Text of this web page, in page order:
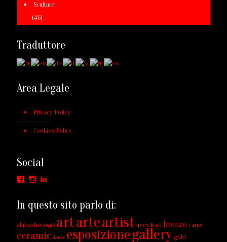
Sculture
(46)
Traduttore
Area Legale
Privacy Policy
Cookies Policy
Social
Facebook
Instagram
In questo sito parlo di:
alabastro angel artarteartist ayes black bronzo carne
ceramic dance esposizionegallery gold